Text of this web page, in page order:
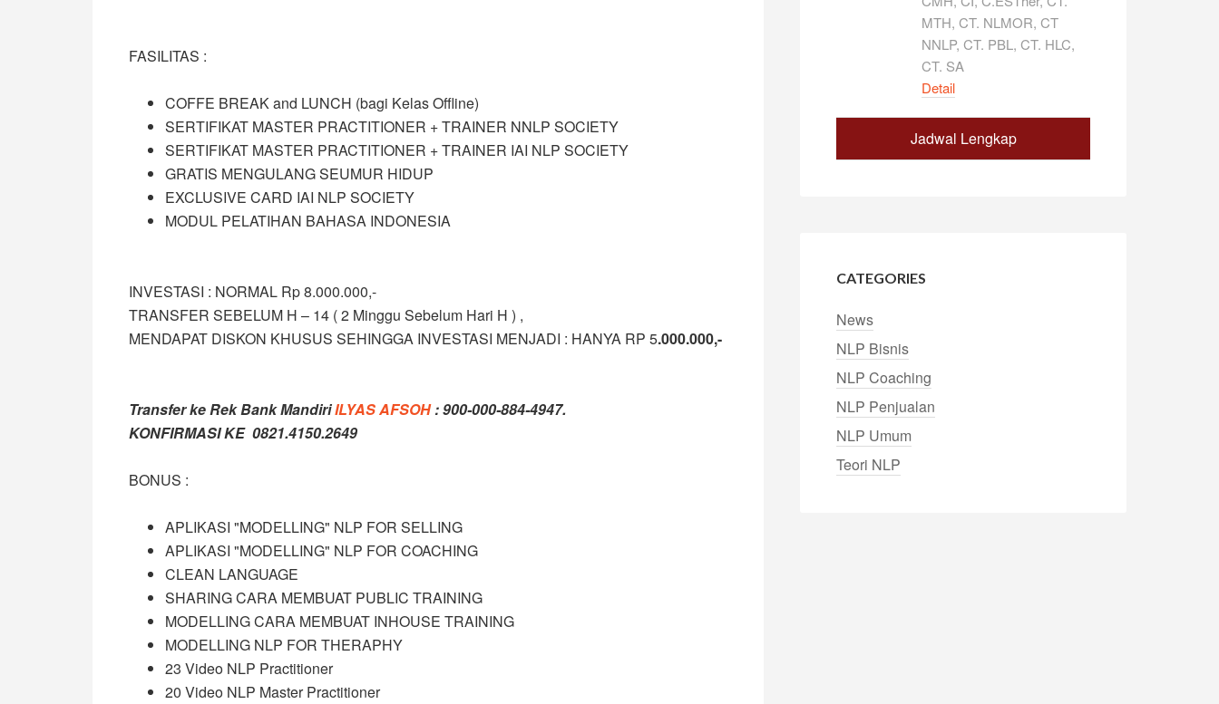
FASILITAS :
COFFE BREAK and LUNCH (bagi Kelas Offline)
SERTIFIKAT MASTER PRACTITIONER + TRAINER NNLP SOCIETY
SERTIFIKAT MASTER PRACTITIONER + TRAINER IAI NLP SOCIETY
GRATIS MENGULANG SEUMUR HIDUP
EXCLUSIVE CARD IAI NLP SOCIETY
MODUL PELATIHAN BAHASA INDONESIA
INVESTASI : NORMAL Rp 8.000.000,-
TRANSFER SEBELUM H – 14 ( 2 Minggu Sebelum Hari H ) ,
MENDAPAT DISKON KHUSUS SEHINGGA INVESTASI MENJADI : HANYA RP 5.000.000,-
Transfer ke Rek Bank MandiriILYASAFSOH: 900-000-884-4947.
KONFIRMASI KE 0821.4150.2649
BONUS :
APLIKASI "MODELLING" NLP FOR SELLING
APLIKASI "MODELLING" NLP FOR COACHING
CLEAN LANGUAGE
SHARING CARA MEMBUAT PUBLIC TRAINING
MODELLING CARA MEMBUAT INHOUSE TRAINING
MODELLING NLP FOR THERAPHY
23 Video NLP Practitioner
20 Video NLP Master Practitioner
MTH, CT. NLMOR, CT
NNLP, CT. PBL, CT. HLC,
CT. SA
Detail
Jadwal Lengkap
CATEGORIES
News
NLP Bisnis
NLP Coaching
NLP Penjualan
NLP Umum
Teori NLP